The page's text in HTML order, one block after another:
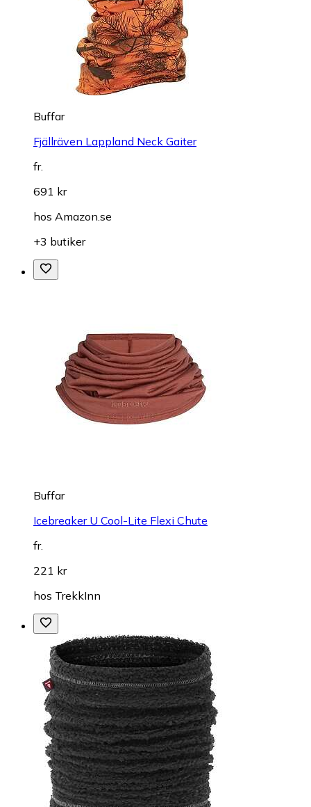
Buffar
Fjällräven Lappland Neck Gaiter
fr.
691 kr
hos Amazon.se
+3 butiker
Buffar
Icebreaker U Cool-Lite Flexi Chute
fr.
221 kr
hos TrekkInn